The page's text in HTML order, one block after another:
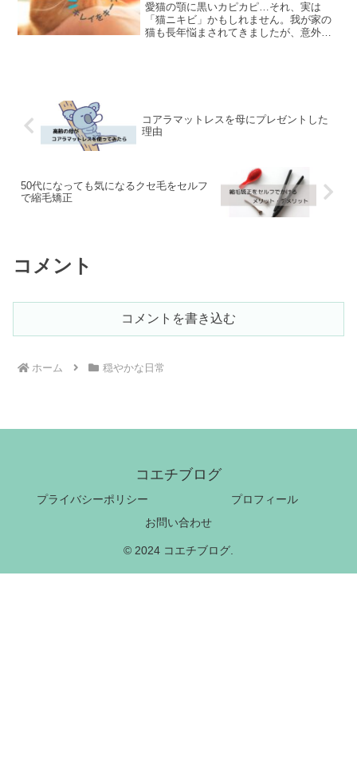
愛猫の顎に黒いカピカピ…それ、実は
「猫ニキビ」かもしれません。我が家の
猫も長年悩まされてきましたが、意外に
コアラマットレスを母にプレゼントした
理由
50代になっても気になるクセ毛をセルフ
で縮毛矯正
コメント
コメントを書き込む
ホーム 穏やかな日常
コエチブログ
プライバシーポリシー
プロフィール
お問い合わせ
© 2024 コエチブログ.